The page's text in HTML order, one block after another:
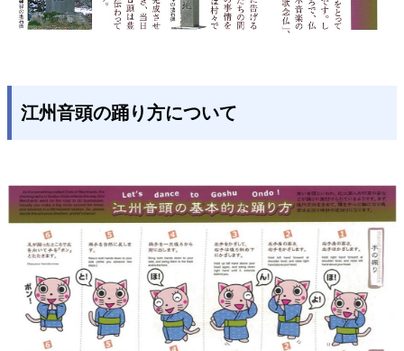
江州音頭の踊り方について